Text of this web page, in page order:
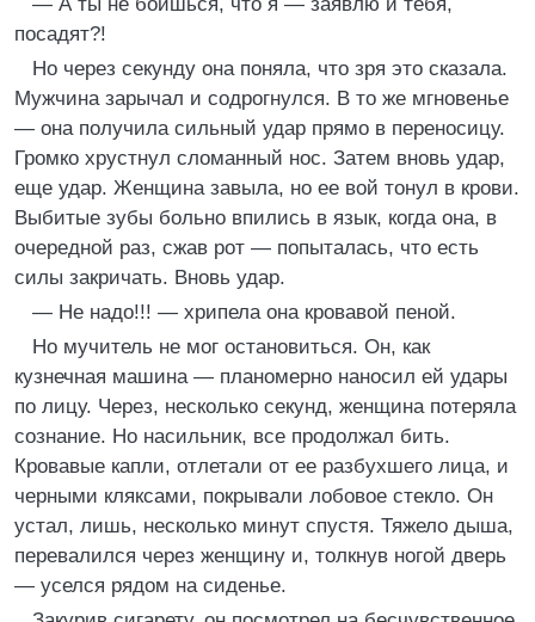
посадят?!
Но через секунду она поняла, что зря это сказала.
Мужчина зарычал и содрогнулся. В то же мгновенье
— она получила сильный удар прямо в переносицу.
Громко хрустнул сломанный нос. Затем вновь удар,
еще удар. Женщина завыла, но ее вой тонул в крови.
Выбитые зубы больно впились в язык, когда она, в
очередной раз, сжав рот — попыталась, что есть
силы закричать. Вновь удар.
— Не надо!!! — хрипела она кровавой пеной.
Но мучитель не мог остановиться. Он, как
кузнечная машина — планомерно наносил ей удары
по лицу. Через, несколько секунд, женщина потеряла
сознание. Но насильник, все продолжал бить.
Кровавые капли, отлетали от ее разбухшего лица, и
черными кляксами, покрывали лобовое стекло. Он
устал, лишь, несколько минут спустя. Тяжело дыша,
перевалился через женщину и, толкнув ногой дверь
— уселся рядом на сиденье.